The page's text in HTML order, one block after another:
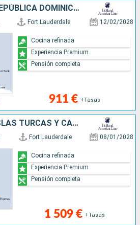
ESTADOS UNIDOS, REPÚBLICA DOMINICANA, ISLAS TURCAS Y CAICOS, BAHAMAS
Fort Lauderdale 12/02/2028
911 € +Tasas
Cocina refinada
Experiencia Premium
Pensión completa
ESTADOS UNIDOS, ISLAS TURCAS Y CAICOS, PORTO RICO, SANTO TOMÁS, REPÚBLICA DOMINICANA, BAHAMAS
Fort Lauderdale 08/01/2028
1 509 € +Tasas
Cocina refinada
Experiencia Premium
Pensión completa